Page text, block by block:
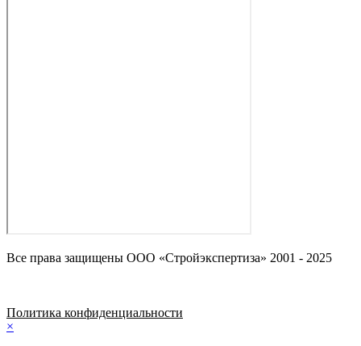
Все права защищены ООО «Стройэкспертиза» 2001 - 2025
Политика конфиденциальности
×